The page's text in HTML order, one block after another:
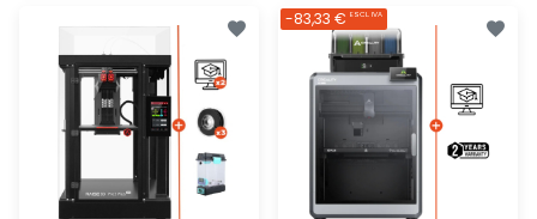
-83,33 € ESCL. IVA